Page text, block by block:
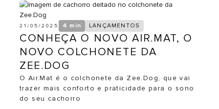
21/05/2025 4 min LANÇAMENTOS
CONHEÇA O NOVO AIR.MAT, O
NOVO COLCHONETE DA
ZEE.DOG
O Air.Mat é o colchonete da Zee.Dog, que vai
trazer mais conforto e praticidade para o sono
do seu cachorro